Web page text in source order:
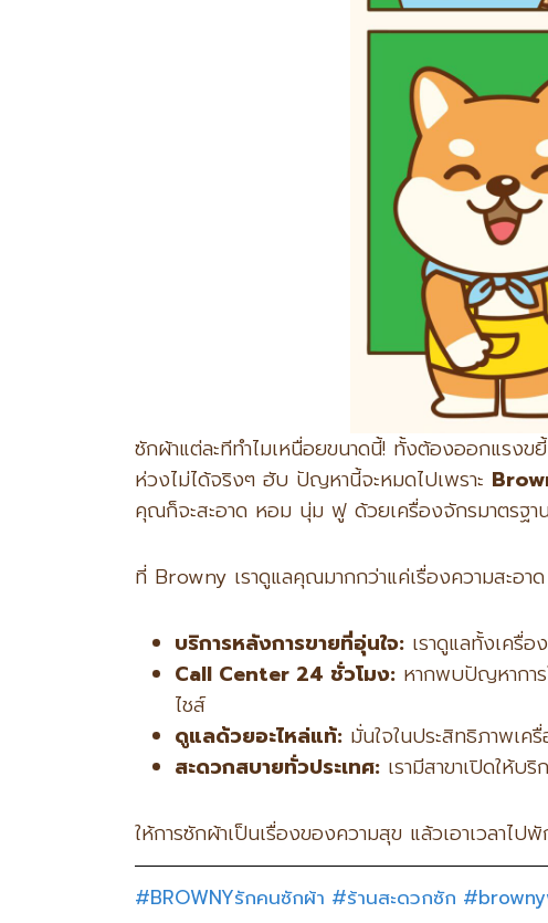
ซักผ้าแต่ละทีทำไมเหนื่อยขนาดนี้! ทั้งต้องออกแรง
ห่วงไม่ได้จริงๆ ฮับ ปัญหานี้จะหมดไปเพราะ
คุณก็จะสะอาด หอม นุ่ม ฟู ด้วยเครื่องจักรมาตรฐ
ที่ Browny เราดูแลคุณมากกว่าแค่เรื่องความสะอาด
บริการหลังการขายที่อุ่นใจ: เราดูแลทั้งเครื่
Call Center 24 ชั่วโมง: หากพบปัญหาการ
ไชส์
ดูแลด้วยอะไหล่แท้: มั่นใจในประสิทธิภาพเค
สะดวกสบายทั่วประเทศ: เรามีสาขาเปิดให้
ให้การซักผ้าเป็นเรื่องของความสุข แล้วเอาเวลาไ
#BROWNYรักคนซักผ้า #ร้านสะดวกซัก